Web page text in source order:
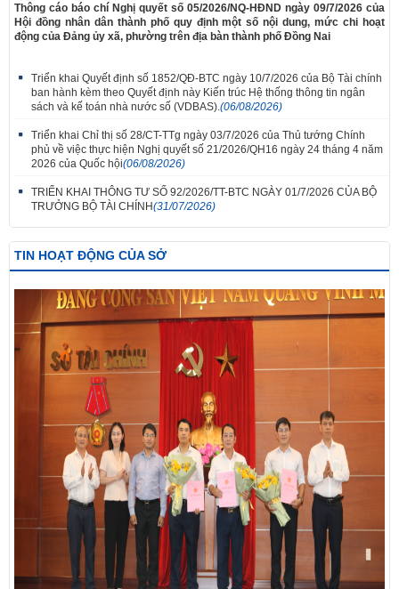
​Thông cáo báo chí Nghị quyết số 05/2026/NQ-HĐND ngày 09/7/2026 của
Hội đồng nhân dân thành phố quy định một số nội dung, mức chi hoạt
động của Đảng ủy xã, phường trên địa bàn thành phố Đồng Nai
Triển khai Quyết định số 1852/QĐ-BTC ngày 10/7/2026 của Bộ Tài chính
ban hành kèm theo Quyết định này Kiến trúc Hệ thống thông tin ngân
sách và kế toán nhà nước số (VDBAS). (06/08/2026)
Triển khai Chỉ thị số 28/CT-TTg ngày 03/7/2026 của Thủ tướng Chính
phủ về việc thực hiện Nghị quyết số 21/2026/QH16 ngày 24 tháng 4 năm
2026 của Quốc hội(06/08/2026)
TRIỂN KHAI THÔNG TƯ SỐ 92/2026/TT-BTC NGÀY 01/7/2026 CỦA BỘ
TRƯỞNG BỘ TÀI CHÍNH(31/07/2026)
TIN HOẠT ĐỘNG CỦA SỞ